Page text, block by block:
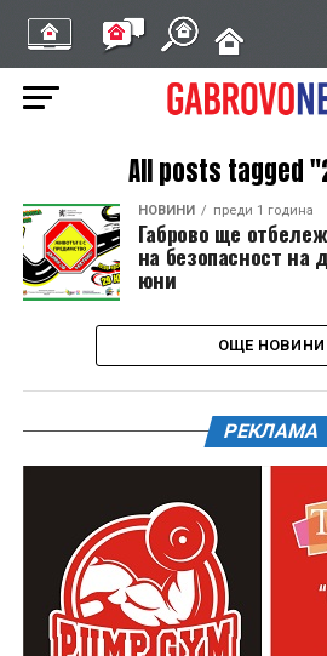
All posts tagged
НОВИНИ преди 1 година
Габрово ще
на безопасност на
юни
ОЩЕ НОВИНИ
РЕКЛАМА